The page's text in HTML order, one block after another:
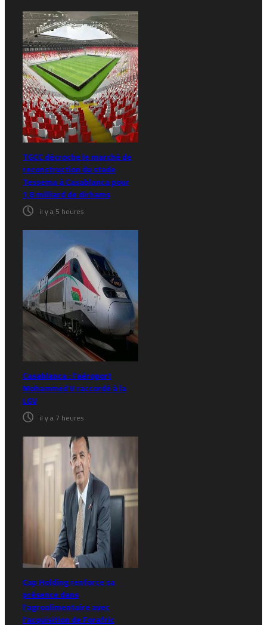
TGCC décroche le marché de
reconstruction du stade
Tessema à Casablanca pour
1,8 milliard de dirhams
il y a 5 heures
Casablanca : l’aéroport
Mohammed V raccordé à la
LGV
il y a 7 heures
Cap Holding renforce sa
présence dans
l’agroalimentaire avec
l’acquisition de Forafric